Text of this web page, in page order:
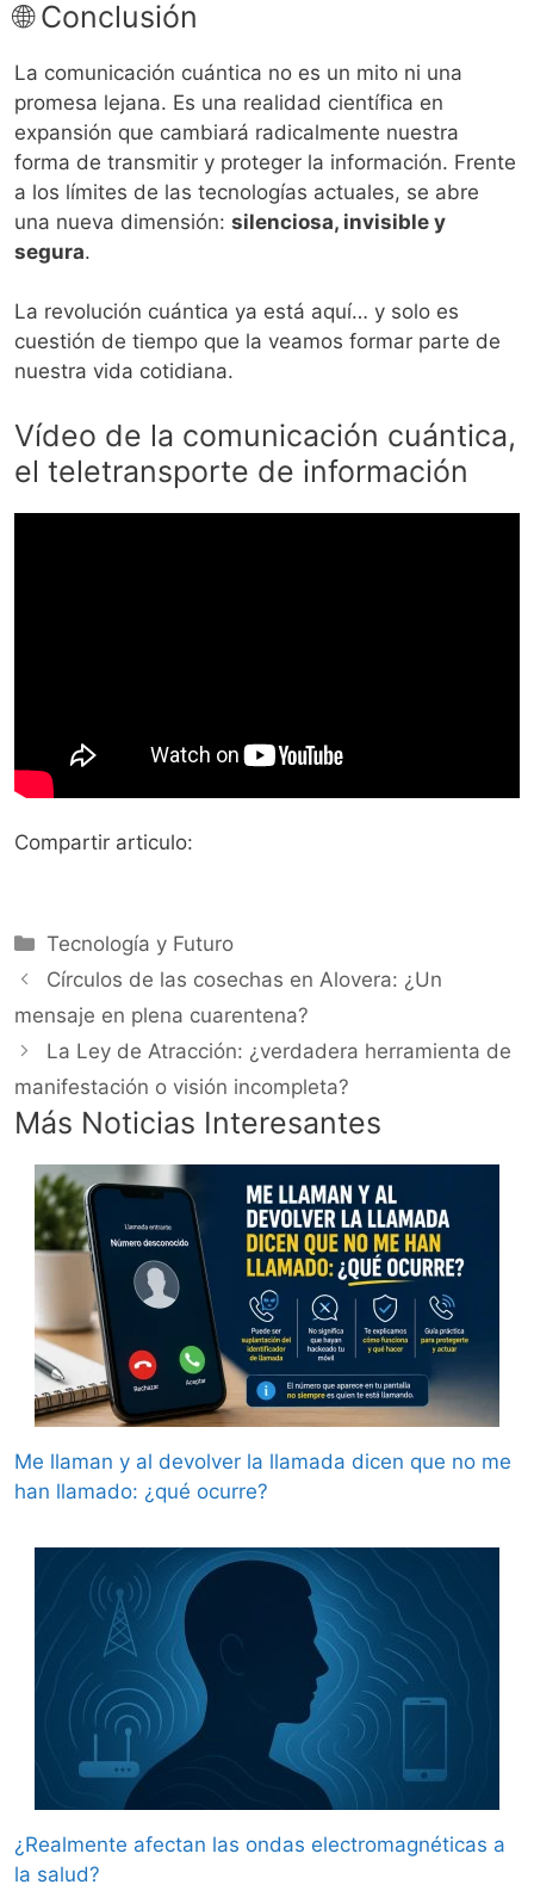
🌐 Conclusión
La comunicación cuántica no es un mito ni una
promesa lejana. Es una realidad científica en
expansión que cambiará radicalmente nuestra
forma de transmitir y proteger la información. Frente
a los límites de las tecnologías actuales, se abre
una nueva dimensión: silenciosa, invisible y
segura.
La revolución cuántica ya está aquí… y solo es
cuestión de tiempo que la veamos formar parte de
nuestra vida cotidiana.
Vídeo de la comunicación cuántica,
el teletransporte de información
Compartir articulo:
Categorías
Tecnología y Futuro
Círculos de las cosechas en Alovera: ¿Un
mensaje en plena cuarentena?
La Ley de Atracción: ¿verdadera herramienta de
manifestación o visión incompleta?
Más Noticias Interesantes
Me llaman y al devolver la llamada dicen que no me
han llamado: ¿qué ocurre?
¿Realmente afectan las ondas electromagnéticas a
la salud?